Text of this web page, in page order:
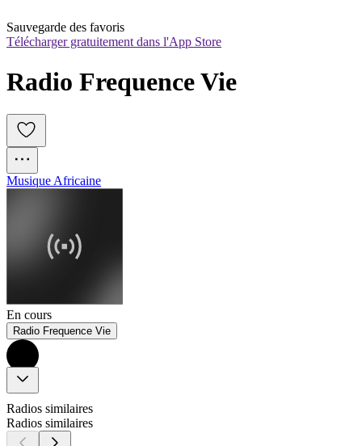
Sauvegarde des favoris
Télécharger gratuitement dans l'App Store
Radio Frequence Vie
Musique Africaine
En cours
Radio Frequence Vie
Radios similaires
Radios similaires